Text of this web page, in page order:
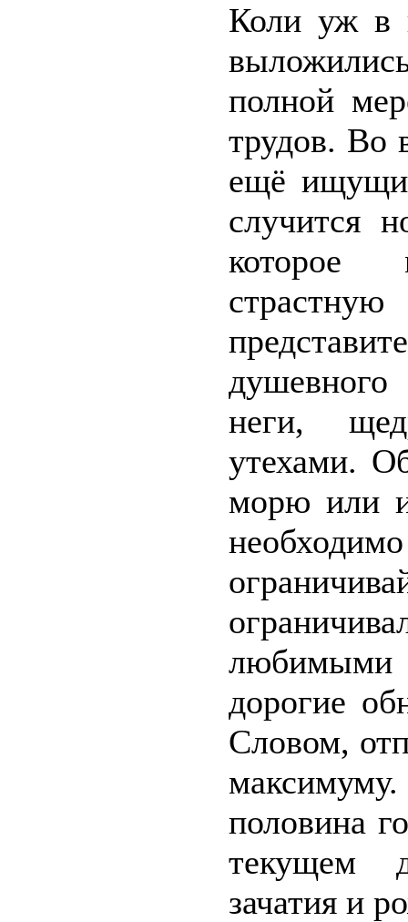
Коли уж в
полной
трудов. Во
ещё
случится
которое
неги,
утехами.
морю или
любимыми
дорогие
Словом,
половина
текущем
зачатия и